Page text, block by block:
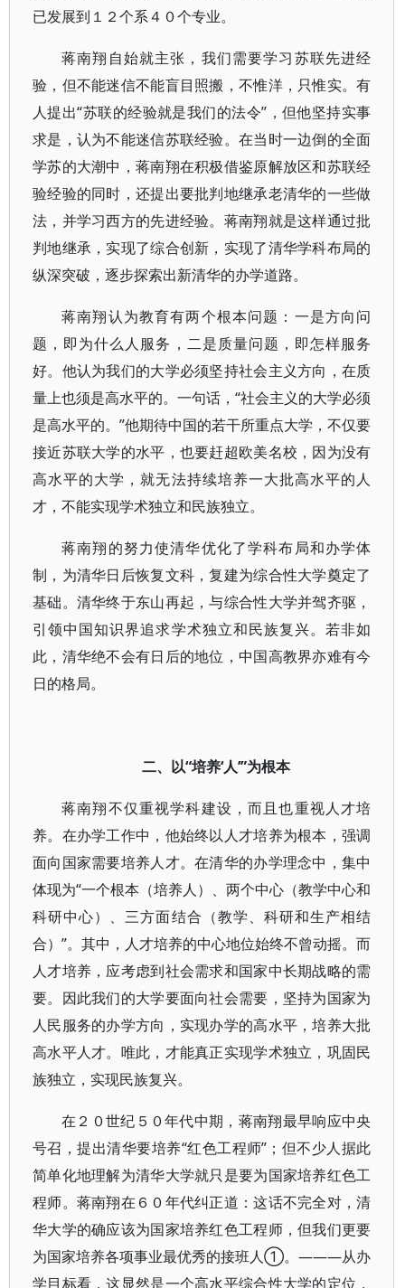
已发展到１２个系４０个专业。
蒋南翔自始就主张，我们需要学习苏联先进经
验，但不能迷信不能盲目照搬，不惟洋，只惟实。有
人提出“苏联的经验就是我们的法令”，但他坚持实事
求是，认为不能迷信苏联经验。在当时一边倒的全面
学苏的大潮中，蒋南翔在积极借鉴原解放区和苏联经
验经验的同时，还提出要批判地继承老清华的一些做
法，并学习西方的先进经验。蒋南翔就是这样通过批
判地继承，实现了综合创新，实现了清华学科布局的
纵深突破，逐步探索出新清华的办学道路。
蒋南翔认为教育有两个根本问题：一是方向问
题，即为什么人服务，二是质量问题，即怎样服务
好。他认为我们的大学必须坚持社会主义方向，在质
量上也须是高水平的。一句话，“社会主义的大学必须
是高水平的。”他期待中国的若干所重点大学，不仅要
接近苏联大学的水平，也要赶超欧美名校，因为没有
高水平的大学，就无法持续培养一大批高水平的人
才，不能实现学术独立和民族独立。
蒋南翔的努力使清华优化了学科布局和办学体
制，为清华日后恢复文科，复建为综合性大学奠定了
基础。清华终于东山再起，与综合性大学并驾齐驱，
引领中国知识界追求学术独立和民族复兴。若非如
此，清华绝不会有日后的地位，中国高教界亦难有今
日的格局。
二、以“培养‘人’”为根本
蒋南翔不仅重视学科建设，而且也重视人才培
养。在办学工作中，他始终以人才培养为根本，强调
面向国家需要培养人才。在清华的办学理念中，集中
体现为“一个根本（培养人）、两个中心（教学中心和
科研中心）、三方面结合（教学、科研和生产相结
合）”。其中，人才培养的中心地位始终不曾动摇。而
人才培养，应考虑到社会需求和国家中长期战略的需
要。因此我们的大学要面向社会需要，坚持为国家为
人民服务的办学方向，实现办学的高水平，培养大批
高水平人才。唯此，才能真正实现学术独立，巩固民
族独立，实现民族复兴。
在２０世纪５０年代中期，蒋南翔最早响应中央
号召，提出清华要培养“红色工程师”；但不少人据此
简单化地理解为清华大学就只是要为国家培养红色工
程师。蒋南翔在６０年代纠正道：这话不完全对，清
华大学的确应该为国家培养红色工程师，但我们更要
为国家培养各项事业最优秀的接班人①。———从办
学目标看，这显然是一个高水平综合性大学的定位，